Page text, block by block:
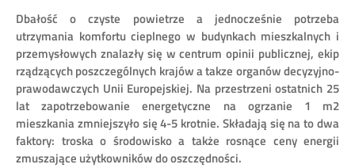
Dbałość o czyste powietrze a jednocześnie potrzeba
utrzymania komfortu cieplnego w budynkach mieszkalnych i
przemysłowych znalazły się w centrum opinii publicznej, ekip
rządzących poszczególnych krajów a takze organów decyzyjno-
prawodawczych Unii Europejskiej. Na przestrzeni ostatnich 25
lat zapotrzebowanie energetyczne na ogrzanie 1 m2
mieszkania zmniejszyło się 4-5 krotnie. Składają się na to dwa
faktory: troska o środowisko a także rosnące ceny energii
zmuszające użytkowników do oszczędności.